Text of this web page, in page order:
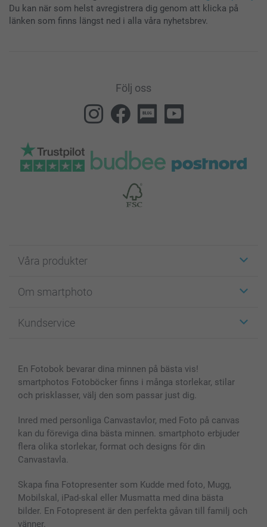
Du kan när som helst avregistrera dig genom att klicka på
länken som finns längst ned i alla våra nyhetsbrev.
Följ oss
Våra produkter
Fotokort
Fotoböcker
Skal till Mobil & Surfplatta
MyNameBook
Fotoramar & Tillbehör
Presentkort
Alla fotoprodukter
Om smartphoto
För affiliates
Sitemap
Villkor och garantier
Kundservice
smartbonus
Priser & betalning
En Fotobok bevarar dina minnen på bästa vis!
smartphotos Fotoböcker finns i många storlekar, stilar
och prisklasser, välj den som passar just dig.
Inred med personliga Canvastavlor, med Foto på canvas
kan du föreviga dina bästa minnen. smartphoto erbjuder
flera olika storlekar, format och designs för din
Canvastavla.
Skapa fina Fotopresenter som Kudde med foto, Mugg,
Mobilskal, iPad-skal eller Musmatta med dina bästa
bilder. En Fotopresent är den perfekta gåvan till familj och
vänner.